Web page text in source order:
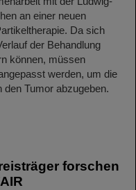
an einer neuen
Da sich
der Behandlung
können, müssen
werden, um die
Tumor abzugeben.
forschen